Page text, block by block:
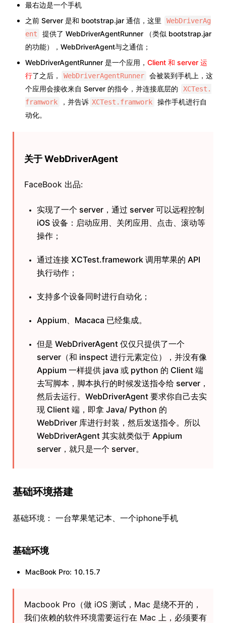
最右边是一个手机
之前 Server 是和 bootstrap.jar 通信，这里
WebDriverAg
ent
提供了 WebDriverAgentRunner （类似 bootstrap.jar
的功能），WebDriverAgent与之通信；
WebDriverAgentRunner 是一个应用， Client 和 server 运
行了之后， WebDriverAgentRunner
会被装到手机上，这
个应用会接收来自 Server 的指令，并连接底层的
XCTest.
framwork
，并告诉 XCTest.framwork
操作手机进行自
动化。
关于 WebDriverAgent
FaceBook 出品:
实现了一个 server，通过 server 可以远程控制
iOS 设备：启动应用、关闭应用、点击、滚动等
操作；
通过连接 XCTest.framework 调用苹果的 API
执行动作；
支持多个设备同时进行自动化；
Appium、Macaca 已经集成。
但是 WebDriverAgent 仅仅只提供了一个
server（和 inspect 进行元素定位），并没有像
Appium 一样提供 java 或 python 的 Client 端
去写脚本，脚本执行的时候发送指令给 server，
然后去运行。WebDriverAgent 要求你自己去实
现 Client 端，即拿 Java/ Python 的
WebDriver 库进行封装，然后发送指令。所以
WebDriverAgent 其实就类似于 Appium
server，就只是一个 server。
基础环境搭建
基础环境： 一台苹果笔记本、一个iphone手机
基础环境
MacBook Pro: 10.15.7
Macbook Pro（做 iOS 测试，Mac 是绕不开的，
我们依赖的软件环境需要运行在 Mac 上，必须要有